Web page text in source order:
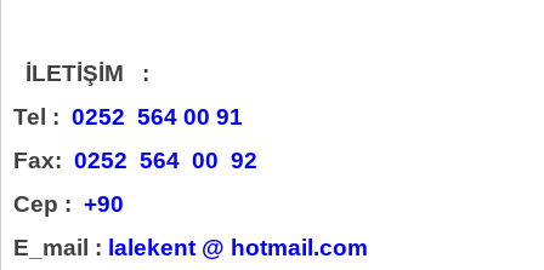
İLETİŞİM :
Tel : 0252 564 00 91
Fax: 0252 564 00 92
Cep : +90
E_mail : lalekent @ hotmail.com